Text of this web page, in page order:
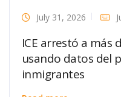
July 31, 2026
ICE arrestó a más
usando datos del
inmigrantes